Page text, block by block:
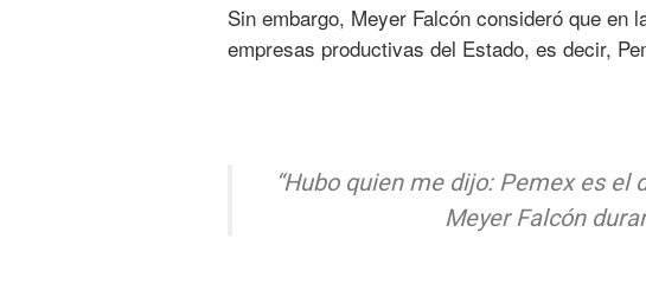
Sin embargo, Meyer Falcón consideró que en
empresas productivas del Estado, es decir,
“Hubo quien me dijo: Pemex es el
Meyer Falcón